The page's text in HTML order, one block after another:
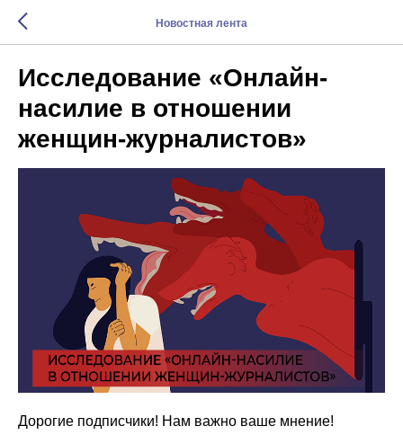
Новостная лента
Исследование «Онлайн-
насилие в отношении
женщин-журналистов»
Дорогие подписчики! Нам важно ваше мнение!